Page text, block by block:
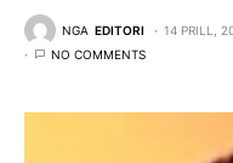
NGA EDITORI 14 PRILL,
NO COMMENTS